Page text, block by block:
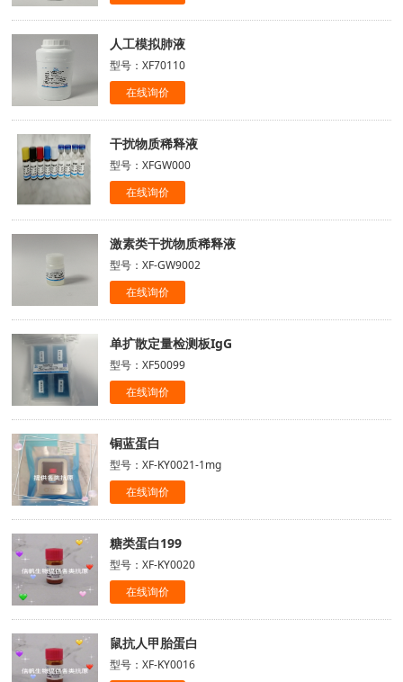
人工模拟肺液
型号：XF70110
在线询价
干扰物质稀释液
型号：XFGW000
在线询价
激素类干扰物质稀释液
型号：XF-GW9002
在线询价
单扩散定量检测板IgG
型号：XF50099
在线询价
铜蓝蛋白
型号：XF-KY0021-1mg
在线询价
糖类蛋白199
型号：XF-KY0020
在线询价
鼠抗人甲胎蛋白
型号：XF-KY0016